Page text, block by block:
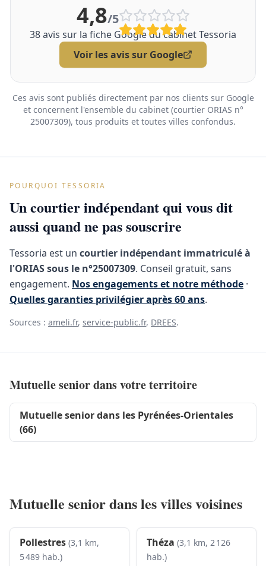
4,8/5
38avis sur la fiche Google du cabinet Tessoria
Voir les avis sur Google
Ces avis sont publiés directement par nos clients sur Google
et concernent l'ensemble du cabinet (courtier ORIAS n°
25007309), tous produits et toutes villes confondus.
POURQUOI TESSORIA
Un courtier indépendant qui vous dit
aussi quand ne pas souscrire
Tessoria est un courtier indépendant immatriculé à
l'ORIAS sous le n°25007309. Conseil gratuit, sans
engagement. Nos engagements et notre méthode ·
Quelles garanties privilégier après 60 ans.
Sources : ameli.fr, service-public.fr, DREES.
Mutuelle senior dans votre territoire
Mutuelle senior dans les Pyrénées-Orientales
(66)
Mutuelle senior dans les villes voisines
Pollestres (3,1 km,
5 489 hab.)
Théza (3,1 km, 2 126
hab.)